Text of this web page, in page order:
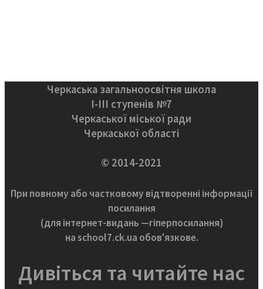
Черкаська загальноосвітня школа
І-ІІІ ступенів №7
Черкаської міської ради
Черкаської області
© 2014-2021
При повному або частковому відтворенні інформації
посилання
(для інтернет-видань —гіперпосилання)
на school7.ck.ua обов'язкове.
Дивіться та читайте нас